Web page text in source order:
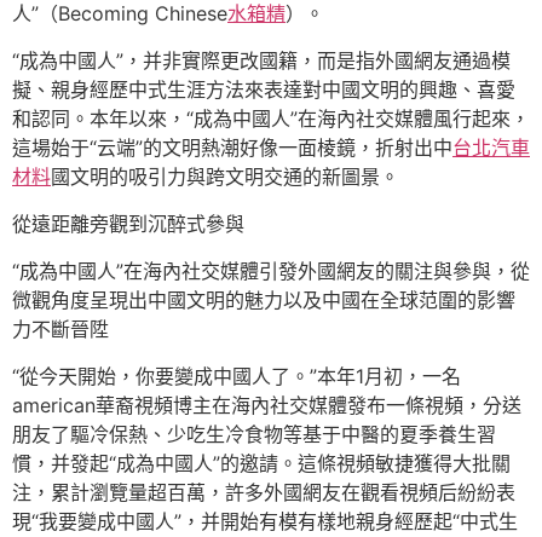
人”（Becoming Chinese水箱精）。
“成為中國人”，并非實際更改國籍，而是指外國網友通過模
擬、親身經歷中式生涯方法來表達對中國文明的興趣、喜愛
和認同。本年以來，“成為中國人”在海內社交媒體風行起來，
這場始于“云端”的文明熱潮好像一面棱鏡，折射出中台北汽車
材料國文明的吸引力與跨文明交通的新圖景。
從遠距離旁觀到沉醉式參與
“成為中國人”在海內社交媒體引發外國網友的關注與參與，從
微觀角度呈現出中國文明的魅力以及中國在全球范圍的影響
力不斷晉陞
“從今天開始，你要變成中國人了。”本年1月初，一名
american華裔視頻博主在海內社交媒體發布一條視頻，分送
朋友了驅冷保熱、少吃生冷食物等基于中醫的夏季養生習
慣，并發起“成為中國人”的邀請。這條視頻敏捷獲得大批關
注，累計瀏覽量超百萬，許多外國網友在觀看視頻后紛紛表
現“我要變成中國人”，并開始有模有樣地親身經歷起“中式生